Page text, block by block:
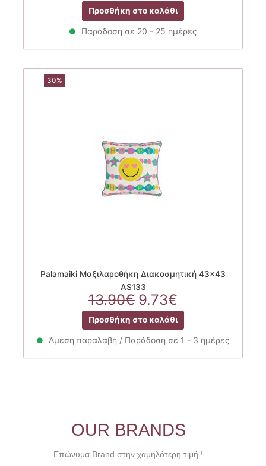
Προσθήκη στο καλάθι
Παράδοση σε 20 - 25 ημέρες
30%
Palamaiki Μαξιλαροθήκη Διακοσμητική 43×43
AS133
13.90€ Original
price
was:
13.90€.
9.73€
τρέχουσα
τιμή
είναι:
Προσθήκη στο καλάθι
Άμεση παραλαβή / Παράδοση σε 1 - 3 ημέρες
OUR BRANDS
Επώνυμα Brand στην χαμηλότερη τιμή !